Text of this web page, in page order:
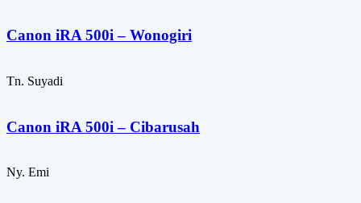
Canon iRA 500i – Wonogiri
Tn. Suyadi
Canon iRA 500i – Cibarusah
Ny. Emi